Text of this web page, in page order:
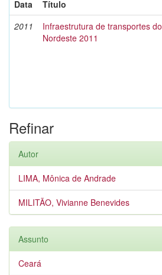
Data
Título
2011
Infraestrutura de transportes do
Nordeste 2011
Refinar
Autor
LIMA, Mônica de Andrade
MILITÃO, Vivianne Benevides
Assunto
Ceará